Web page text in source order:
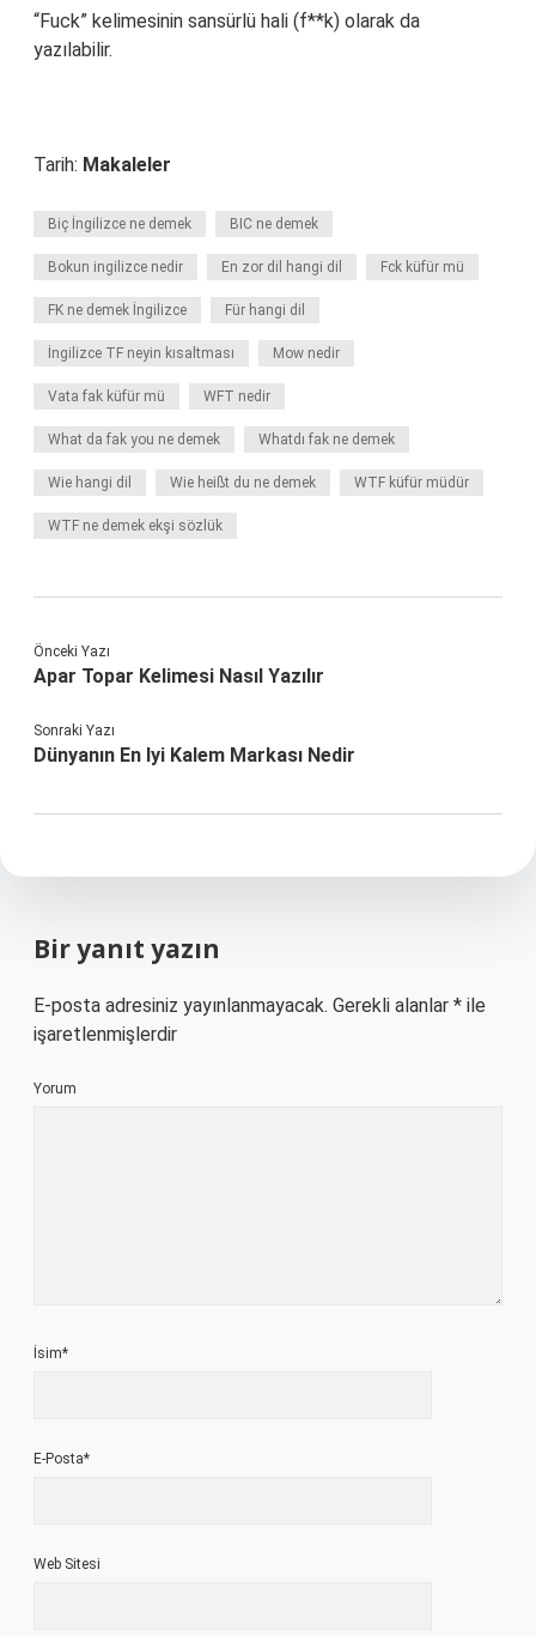
“Fuck” kelimesinin sansürlü hali (f**k) olarak da
yazılabilir.
Tarih: Makaleler
Biç İngilizce ne demek BIC ne demek
Bokun ingilizce nedir En zor dil hangi dil Fck küfür mü
FK ne demek İngilizce Für hangi dil
İngilizce TF neyin kısaltması Mow nedir
Vata fak küfür mü WFT nedir
What da fak you ne demek Whatdı fak ne demek
Wie hangi dil Wie heißt du ne demek WTF küfür müdür
WTF ne demek ekşi sözlük
Önceki Yazı
Apar Topar Kelimesi Nasıl Yazılır
Sonraki Yazı
Dünyanın En Iyi Kalem Markası Nedir
Bir yanıt yazın
E-posta adresiniz yayınlanmayacak. Gerekli alanlar * ile
işaretlenmişlerdir
Yorum
İsim*
E-Posta*
Web Sitesi